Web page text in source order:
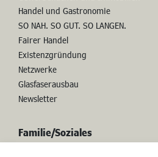
Stadtentwicklung
Gewerbeflächen und Immobilien
Handel und Gastronomie
SO NAH. SO GUT. SO LANGEN.
Fairer Handel
Existenzgründung
Netzwerke
Newsletter